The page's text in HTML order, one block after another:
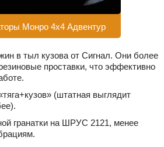
Монро 4х4 Адвентур
в тыл кузова от Сигнал. Они более
проставки, что эффективно
(штатная выглядит
гранатки на ШРУС 2121, менее